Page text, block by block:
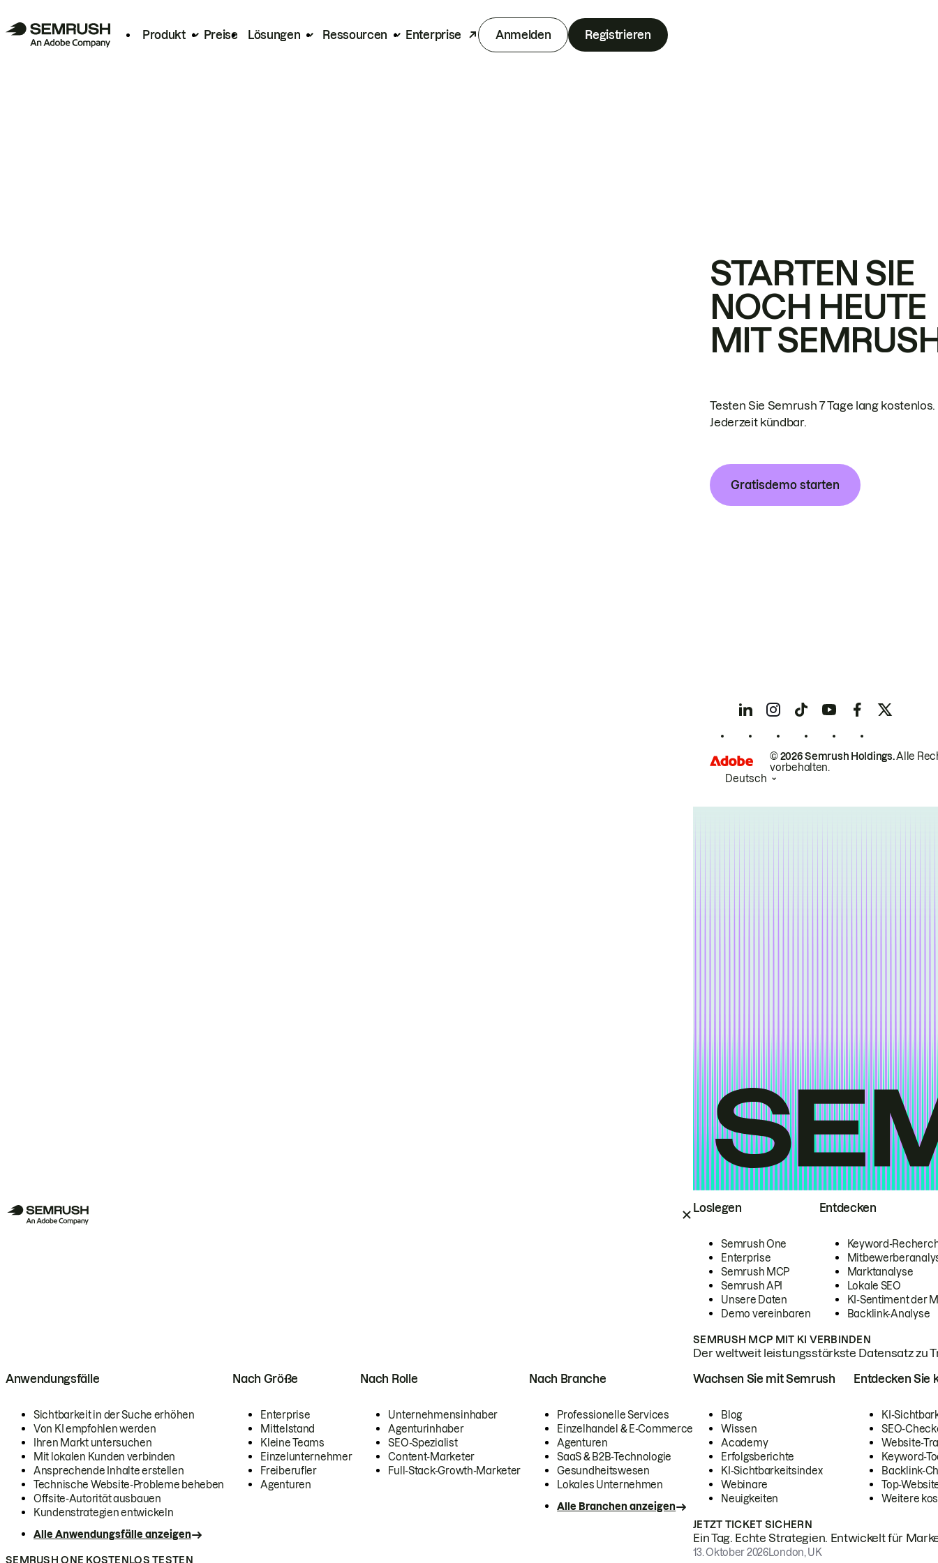
Produkt Preise Lösungen Ressourcen Enterprise Anmelden Registrieren
Loslegen
Semrush One
Enterprise
Semrush MCP
Semrush API
Unsere Daten
Demo vereinbaren
Entdecken
Keyword-
Marktanalyse
Lokale SEO
KI-Sentiment der
Backlink-Analyse
SEMRUSH MCP MIT KI VERBINDEN
Der weltweit leistungsstärkste Datensatz zu
Anwendungsfälle
Sichtbarkeit in der Suche erhöhen
Von KI empfohlen werden
Ihren Markt untersuchen
Mit lokalen Kunden verbinden
Ansprechende Inhalte erstellen
Technische Website-Probleme beheben
Offsite-Autorität ausbauen
Kundenstrategien entwickeln
Alle Anwendungsfälle anzeigen
Nach Größe
Enterprise
Mittelstand
Kleine Teams
Einzelunternehmer
Freiberufler
Agenturen
Nach Rolle
Unternehmensinhaber
Agenturinhaber
SEO-Spezialist
Content-Marketer
Full-Stack-Growth-Marketer
Nach Branche
Professionelle Services
Einzelhandel & E-Commerce
Agenturen
SaaS & B2B-Technologie
Gesundheitswesen
Lokales Unternehmen
Alle Branchen anzeigen
SEMRUSH ONE KOSTENLOS TESTEN
Wachsen Sie mit Semrush
Blog
Wissen
Academy
Erfolgsberichte
KI-Sichtbarkeitsindex
Webinare
Neuigkeiten
Entdecken Sie
KI-
SEO-
Website-
Keyword-
Backlink-
Top-
Weitere
JETZT TICKET SICHERN
Ein Tag. Echte Strategien. Entwickelt für
13. Oktober 2026London, UK
STARTEN SIE
NOCH HEUTE
MIT
Testen Sie Semrush 7 Tage lang kostenlos.
Jederzeit kündbar.
Gratisdemo starten
© 2026 Semrush Holdings.Alle
vorbehalten.
Deutsch